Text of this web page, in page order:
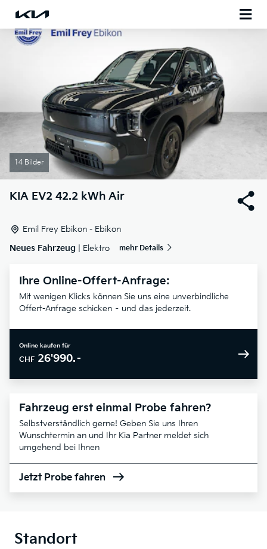
14 Bilder
KIA EV2 42.2 kWh Air
Emil Frey Ebikon - Ebikon
Neues Fahrzeug | Elektro mehr Details
Ihre Online-Offert-Anfrage:
Mit wenigen Klicks können Sie uns eine unverbindliche
Offert-Anfrage schicken – und das jederzeit.
Online kaufen für
CHF 26'990.–
Fahrzeug erst einmal Probe fahren?
Selbstverständlich gerne! Geben Sie uns Ihren
Wunschtermin an und Ihr Kia Partner meldet sich
umgehend bei Ihnen
Jetzt Probe fahren
Standort